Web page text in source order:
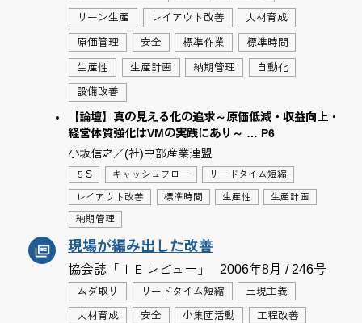
リーン生産 レイアウト改善 人材育成
原価管理 安全 標準作業 標準時間
生産性 生産計画 納期管理 自動化
設備改善
【論壇】真の見える化の追求～原価低減・収益向上・
経営体質強化はVMの実践にあり～ … P6
小坂信之／(社)中部産業連盟
５S キャッシュフロー リードタイム短縮
レイアウト改善 標準時間 生産性 生産計画
納期管理
現場が編み出した改善
協会誌「ＩＥレビュー」 2006年8月 / 246号
ムダ取り リードタイム短縮 三現主義
人材育成 安全 小集団活動 工程改善